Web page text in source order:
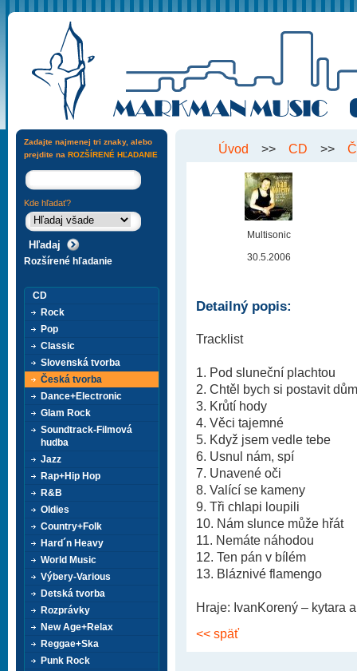
Úvod >> CD >>
Multisonic
30.5.2006
Detailný popis:
Tracklist
1. Pod sluneční plachtou
2. Chtěl bych si postavit dům
3. Krůtí hody
4. Věci tajemné
5. Když jsem vedle tebe
6. Usnul nám, spí
7. Unavené oči
8. Valící se kameny
9. Tři chlapi loupili
10. Nám slunce může hřát
11. Nemáte náhodou
12. Ten pán v bílém
13. Bláznivé flamengo
Hraje: IvanKorený – kytara
<< späť
Zadajte najmenej tri znaky, alebo
prejdite na ROZŠÍRENÉ HĽADANIE
Kde hľadať?
Rozšírené hľadanie
CD
Rock
Pop
Classic
Slovenská tvorba
Česká tvorba
Dance+Electronic
Glam Rock
Soundtrack-Filmová
hudba
Jazz
Rap+Hip Hop
R&B
Oldies
Country+Folk
Hard´n Heavy
World Music
Výbery-Various
Detská tvorba
Rozprávky
New Age+Relax
Reggae+Ska
Punk Rock